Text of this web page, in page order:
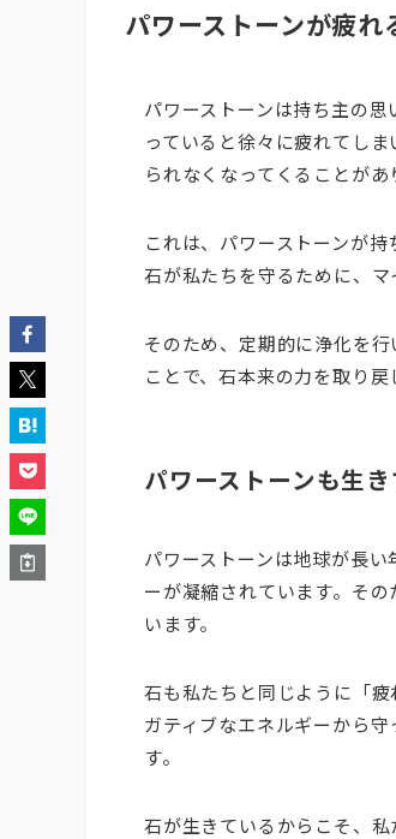
パワーストーンが疲
パワーストーンは持ち主の
っていると徐々に疲れてし
られなくなってくることがあ
これは、パワーストーンが
石が私たちを守るために、マ
そのため、定期的に浄化を
ことで、石本来の力を取り
パワーストーンも生き
パワーストーンは地球が長
ーが凝縮されています。そ
います。
石も私たちと同じように「
ガティブなエネルギーから
す。
石が生きているからこそ、